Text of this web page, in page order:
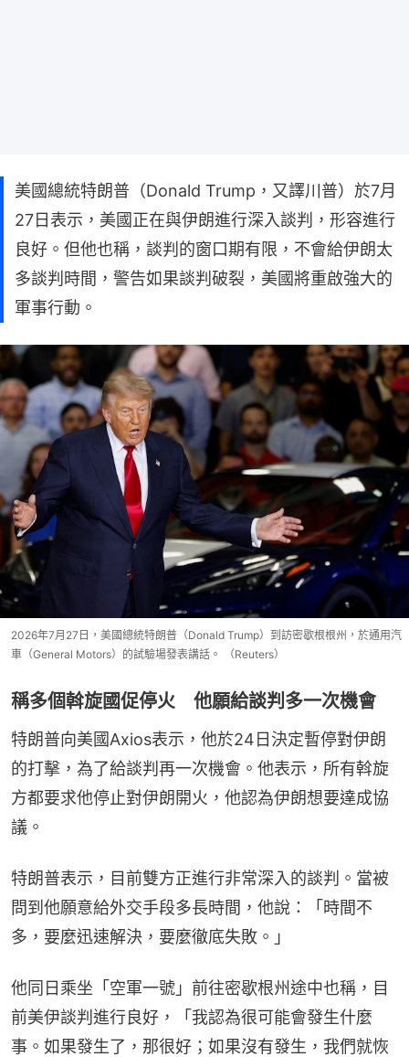
美國總統特朗普（Donald Trump，又譯川普）於7月
27日表示，美國正在與伊朗進行深入談判，形容進行
良好。但他也稱，談判的窗口期有限，不會給伊朗太
多談判時間，警告如果談判破裂，美國將重啟強大的
軍事行動。
2026年7月27日，美國總統特朗普（Donald Trump）到訪密歇根根州，於通用汽
車（General Motors）的試驗場發表講話。 （Reuters）
稱多個斡旋國促停火 他願給談判多一次機會
特朗普向美國Axios表示，他於24日決定暫停對伊朗
的打擊，為了給談判再一次機會。他表示，所有斡旋
方都要求他停止對伊朗開火，他認為伊朗想要達成協
議。
特朗普表示，目前雙方正進行非常深入的談判。當被
問到他願意給外交手段多長時間，他說：「時間不
多，要麼迅速解決，要麼徹底失敗。」
他同日乘坐「空軍一號」前往密歇根州途中也稱，目
前美伊談判進行良好，「我認為很可能會發生什麼
事。如果發生了，那很好；如果沒有發生，我們就恢